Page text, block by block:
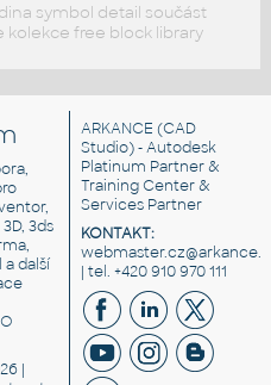
symbol detail součást
kolekce free block library
3ds
a další
O
|
ARKANCE (CAD
Studio) - Autodesk
Platinum Partner &
Training Center &
Services Partner
KONTAKT:
| tel. +420 910 970 111